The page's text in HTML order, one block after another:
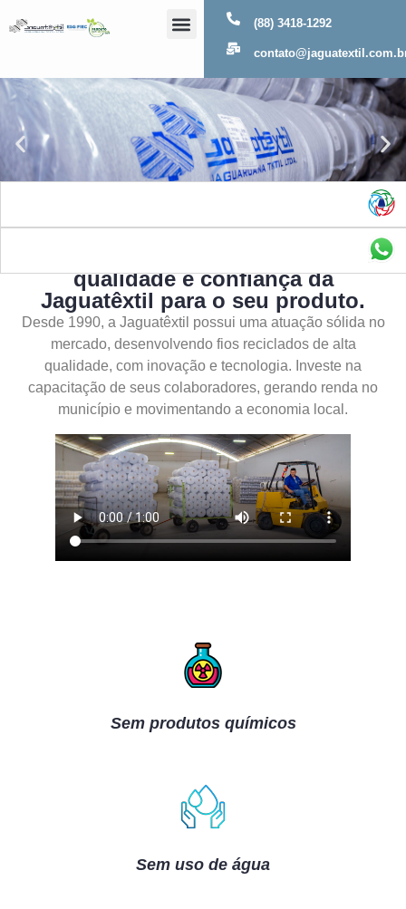
(88) 3418-1292
qualidade e confiança da
Jaguatêxtil para o seu produto.
Desde 1990, a Jaguatêxtil possui uma atuação sólida no
mercado, desenvolvendo fios reciclados de alta
qualidade, com inovação e tecnologia. Investe na
capacitação de seus colaboradores, gerando renda no
município e movimentando a economia local.
Sem produtos químicos
Sem uso de água